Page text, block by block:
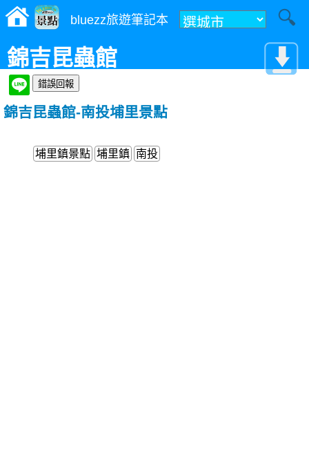
bluezz旅遊筆記本
錦吉昆蟲館
錦吉昆蟲館-南投埔里景點
埔里鎮景點 埔里鎮 南投